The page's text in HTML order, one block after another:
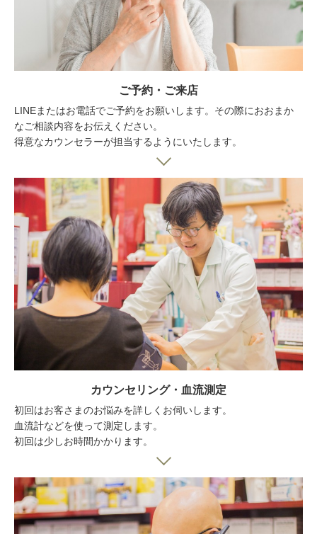
ご予約・ご来店
LINEまたはお電話でご予約をお願いします。その際におおまか
なご相談内容をお伝えください。
得意なカウンセラーが担当するようにいたします。
カウンセリング・血流測定
初回はお客さまのお悩みを詳しくお伺いします。
血流計などを使って測定します。
初回は少しお時間かかります。